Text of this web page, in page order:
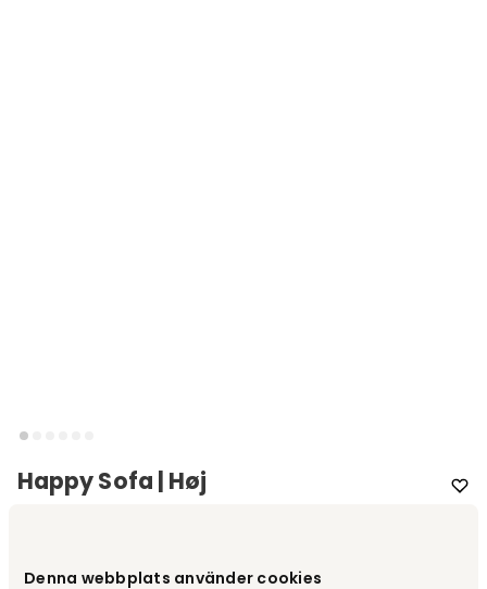
Denna webbplats använder cookies
Happy Sofa | Høj
Vælg modelHøj model